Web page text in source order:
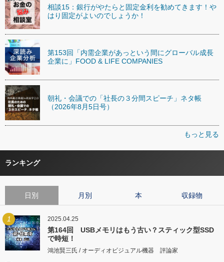
相談15：銀行がやたらと固定金利を勧めてきます！や
はり固定がよいのでしょうか！
第153回「内需企業があっという間にグローバル成長
企業に」FOOD & LIFE COMPANIES
朝礼・会議での「社長の３分間スピーチ」ネタ帳
（2026年8月5日号）
もっと見る
ランキング
日別 月別 本 収録物
1 2025.04.25
第164回 USBメモリはもう古い？スティック型SSD
で時短！
鴻池賢三氏 / オーディオビジュアル機器 評論家